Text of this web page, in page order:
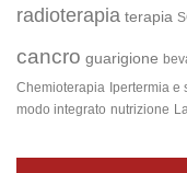
radioterapia terapia
cancro guarigione
Chemioterapia Ipertermia e
modo integrato nutrizione